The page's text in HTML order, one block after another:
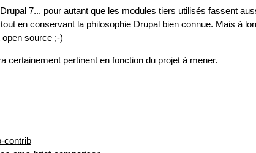
7... pour autant que les modules tiers utilisés fassent
en conservant la philosophie Drupal bien connue. Mais à
source ;-)
certainement pertinent en fonction du projet à mener.
contrib